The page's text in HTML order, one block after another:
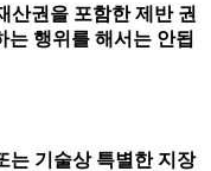
권을 포함한 제반 권
는 행위를 해서는 안됩
는 기술상 특별한 지장